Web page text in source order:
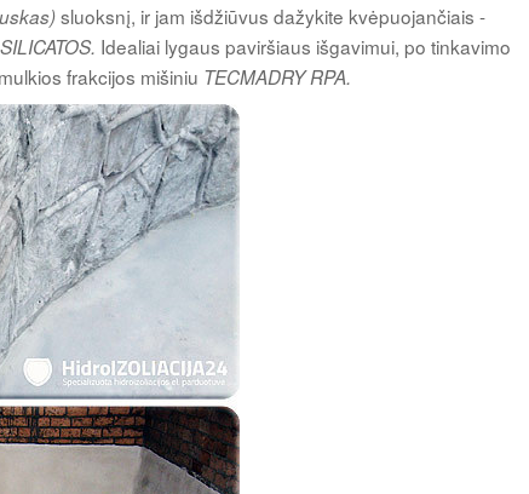
sluoksnį, ir jam išdžiūvus dažykite kvėpuojančiais -
Idealiai lygaus paviršiaus išgavimui, po tinkavimo
frakcijos mišiniu TECMADRY RPA.